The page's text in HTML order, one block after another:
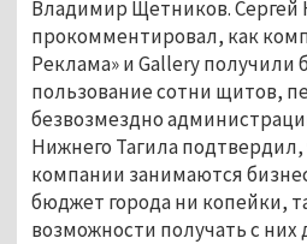
Владимир Щетников. Сергей
прокомментировал, как
Реклама» и Gallery получили
пользование сотни щитов,
безвозмездно
Нижнего Тагила
компании занимаются
бюджет города ни копейки,
возможности получать с них